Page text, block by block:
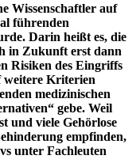
Wissenschaftler auf
führenden
Darin heißt es, die
in Zukunft erst dann
Risiken des Eingriffs
Kriterien
medizinischen
gebe. Weil
und viele Gehörlose
empfinden,
unter Fachleuten